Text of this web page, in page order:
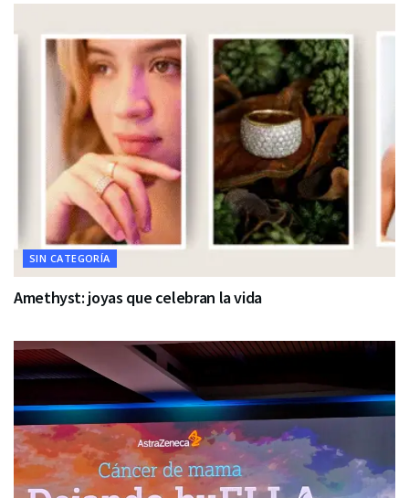
SIN CATEGORÍA
Amethyst: joyas que celebran la vida